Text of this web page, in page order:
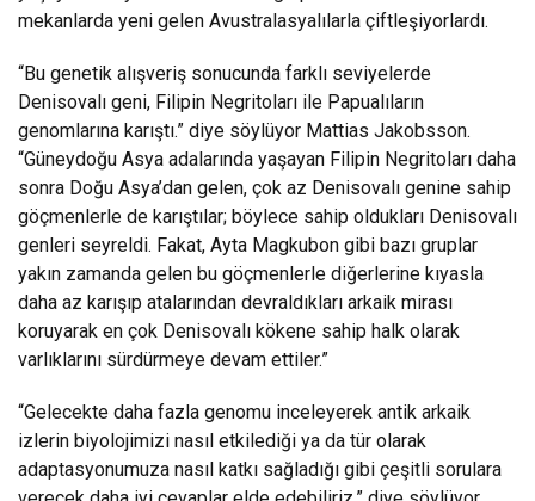
mekanlarda yeni gelen Avustralasyalılarla çiftleşiyorlardı.
“Bu genetik alışveriş sonucunda farklı seviyelerde
Denisovalı geni, Filipin Negritoları ile Papualıların
genomlarına karıştı.” diye söylüyor Mattias Jakobsson.
“Güneydoğu Asya adalarında yaşayan Filipin Negritoları daha
sonra Doğu Asya’dan gelen, çok az Denisovalı genine sahip
göçmenlerle de karıştılar; böylece sahip oldukları Denisovalı
genleri seyreldi. Fakat, Ayta Magkubon gibi bazı gruplar
yakın zamanda gelen bu göçmenlerle diğerlerine kıyasla
daha az karışıp atalarından devraldıkları arkaik mirası
koruyarak en çok Denisovalı kökene sahip halk olarak
varlıklarını sürdürmeye devam ettiler.”
“Gelecekte daha fazla genomu inceleyerek antik arkaik
izlerin biyolojimizi nasıl etkilediği ya da tür olarak
adaptasyonumuza nasıl katkı sağladığı gibi çeşitli sorulara